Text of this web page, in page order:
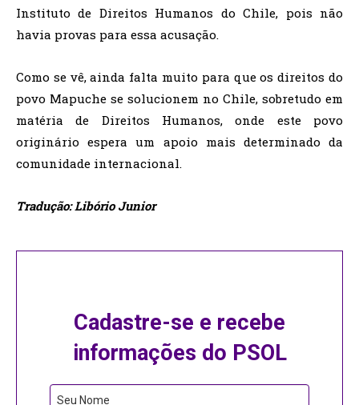
Instituto de Direitos Humanos do Chile, pois não
havia provas para essa acusação.
Como se vê, ainda falta muito para que os direitos do
povo Mapuche se solucionem no Chile, sobretudo em
matéria de Direitos Humanos, onde este povo
originário espera um apoio mais determinado da
comunidade internacional.
Tradução: Libório Junior
Cadastre-se e recebe
informações do PSOL
Seu Nome